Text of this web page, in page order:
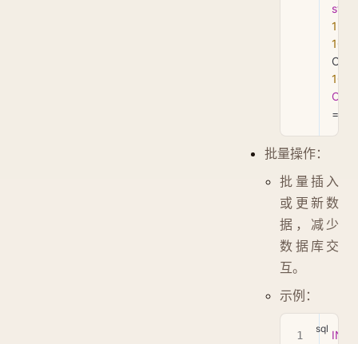
1
10
100
ON
=
批量操作：
批量插入
或更新数
据，减少
数据库交
互。
示例：